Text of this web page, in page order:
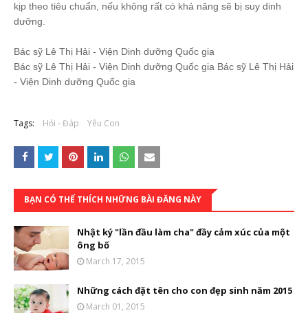
kịp theo tiêu chuẩn, nếu không rất có khả năng sẽ bị suy dinh
dưỡng.
Bác sỹ Lê Thị Hải - Viện Dinh dưỡng Quốc gia
Bác sỹ Lê Thị Hải - Viện Dinh dưỡng Quốc gia Bác sỹ Lê Thị Hải
- Viện Dinh dưỡng Quốc gia
Tags: Hỏi - Đáp Yêu Con
BẠN CÓ THỂ THÍCH NHỮNG BÀI ĐĂNG NÀY
Nhật ký "lần đầu làm cha" đầy cảm xúc của một
ông bố
March 17, 2015
Những cách đặt tên cho con đẹp sinh năm 2015
March 01, 2015